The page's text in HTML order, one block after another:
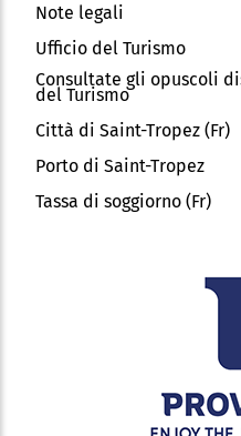
Note legali
Ufficio del Turismo
Consultate gli opuscoli
del Turismo
Città di Saint-Tropez (Fr)
Porto di Saint-Tropez
Tassa di soggiorno (Fr)